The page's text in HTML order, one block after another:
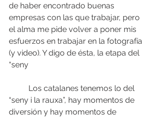
de haber encontrado buenas
empresas con las que trabajar, pero
el alma me pide volver a poner mis
esfuerzos en trabajar en la fotografía
(y video). Y digo de ésta, la etapa del
“seny
“seny i la rauxa”, hay momentos de
diversión y hay momentos de